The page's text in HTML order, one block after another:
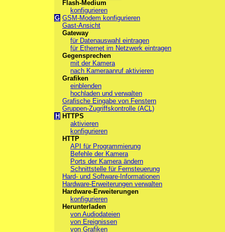
Flash-Medium
konfigurieren
G GSM-Modem konfigurieren
Gast-Ansicht
Gateway
für Datenauswahl eintragen
für Ethernet im Netzwerk eintragen
Gegensprechen
mit der Kamera
nach Kameraanruf aktivieren
Grafiken
einblenden
hochladen und verwalten
Grafische Eingabe von Fenstern
Gruppen-Zugriffskontrolle (ACL)
H HTTPS
aktivieren
konfigurieren
HTTP
API für Programmierung
Befehle der Kamera
Ports der Kamera ändern
Schnittstelle für Fernsteuerung
Hard- und Software-Informationen
Hardware-Erweiterungen verwalten
Hardware-Erweiterungen
konfigurieren
Herunterladen
von Audiodateien
von Ereignissen
von Grafiken